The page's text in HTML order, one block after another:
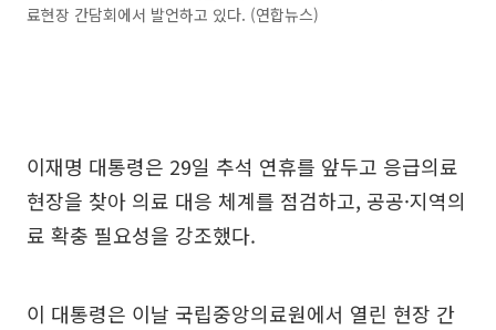
료현장 간담회에서 발언하고 있다. (연합뉴스)
이재명 대통령은 29일 추석 연휴를 앞두고 응급의료
현장을 찾아 의료 대응 체계를 점검하고, 공공·지역의
료 확충 필요성을 강조했다.
이 대통령은 이날 국립중앙의료원에서 열린 현장 간